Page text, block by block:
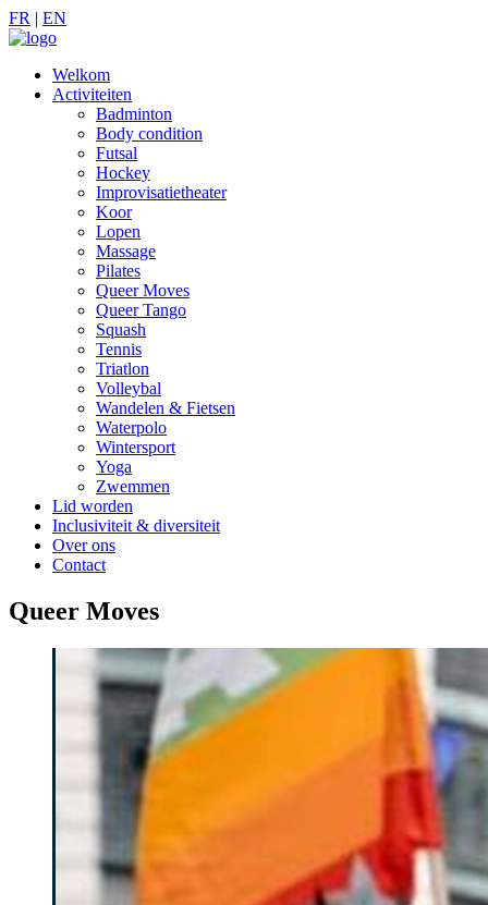
FR | EN
Welkom
Activiteiten
Badminton
Body condition
Futsal
Hockey
Improvisatietheater
Koor
Lopen
Massage
Pilates
Queer Moves
Queer Tango
Squash
Tennis
Triatlon
Volleybal
Wandelen & Fietsen
Waterpolo
Wintersport
Yoga
Zwemmen
Lid worden
Inclusiviteit & diversiteit
Over ons
Contact
Queer Moves